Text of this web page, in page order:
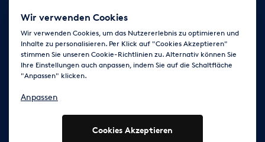
AGB
Impressum Cookie-Einstellungen ändern
Wir verwenden Cookies
Wir verwenden Cookies, um das Nutzererlebnis zu optimieren und
Inhalte zu personalisieren. Per Klick auf "Cookies Akzeptieren"
stimmen Sie unseren Cookie-Richtlinien zu. Alternativ können Sie
Ihre Einstellungen auch anpassen, indem Sie auf die Schaltfläche
"Anpassen" klicken.
Anpassen
Cookies Akzeptieren